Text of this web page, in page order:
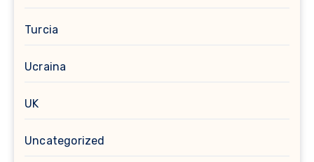
Turcia
Ucraina
UK
Uncategorized